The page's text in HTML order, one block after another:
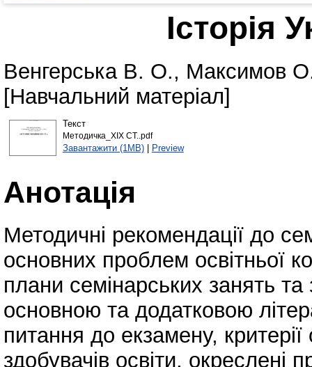
Історія
Венгерська В. О., Максимов
[Навчальний матеріал]
Текст
Методичка_ХІХ СТ..pdf
Завантажити (1MB)| Preview
Анотація
Методичні рекомендації до
основних проблем освітньої
плани семінарських занять
основною та додатковою
питання до екзамену,
здобувачів освіти, окреслені